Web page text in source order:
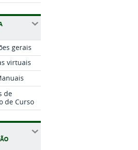
gerais
virtuais
de
de Curso